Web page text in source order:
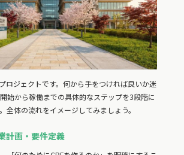
ロジェクトです。何から手をつければ良いか迷
始から稼働までの具体的なステップを3段階に
全体の流れをイメージしてみましょう。
計画・要件定義